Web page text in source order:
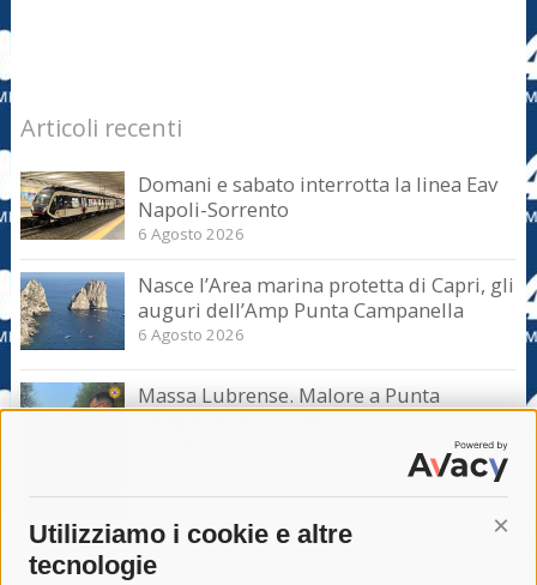
Utilizziamo i cookie e altre
tecnologie
Articoli recenti
Domani e sabato interrotta la linea Eav
Napoli-Sorrento
6 Agosto 2026
Nasce l’Area marina protetta di Capri, gli
auguri dell’Amp Punta Campanella
6 Agosto 2026
Massa Lubrense. Malore a Punta
Campanella, turista soccorsa